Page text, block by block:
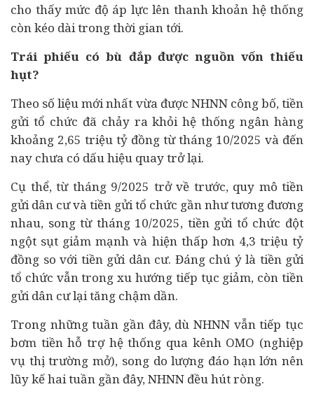
cho thấy mức độ áp lực lên thanh khoản hệ thống
còn kéo dài trong thời gian tới.
Trái phiếu có bù đắp được nguồn vốn thiếu
hụt?
Theo số liệu mới nhất vừa được NHNN công bố, tiền
gửi tổ chức đã chảy ra khỏi hệ thống ngân hàng
khoảng 2,65 triệu tỷ đồng từ tháng 10/2025 và đến
nay chưa có dấu hiệu quay trở lại.
Cụ thể, từ tháng 9/2025 trở về trước, quy mô tiền
gửi dân cư và tiền gửi tổ chức gần như tương đương
nhau, song từ tháng 10/2025, tiền gửi tổ chức đột
ngột sụt giảm mạnh và hiện thấp hơn 4,3 triệu tỷ
đồng so với tiền gửi dân cư. Đáng chú ý là tiền gửi
tổ chức vẫn trong xu hướng tiếp tục giảm, còn tiền
gửi dân cư lại tăng chậm dần.
Trong những tuần gần đây, dù NHNN vẫn tiếp tục
bơm tiền hỗ trợ hệ thống qua kênh OMO (nghiệp
vụ thị trường mở), song do lượng đáo hạn lớn nên
lũy kế hai tuần gần đây, NHNN đều hút ròng.